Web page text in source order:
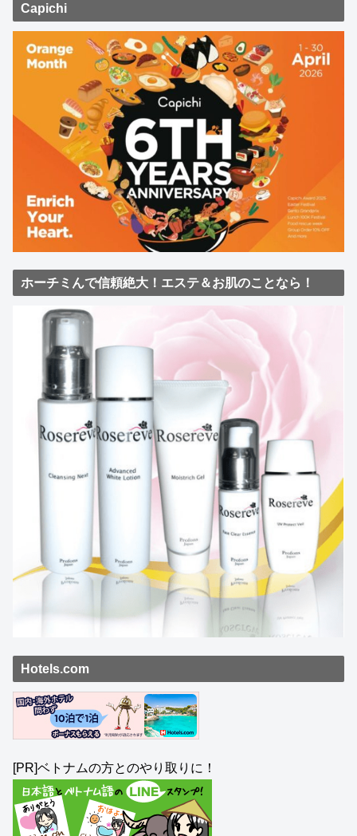
Capichi
ホーチミんで信頼絶大！エステ＆お肌のことなら！
Hotels.com
[PR]ベトナムの方とのやり取りに！